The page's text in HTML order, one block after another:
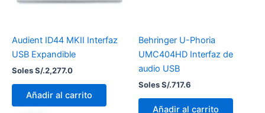
Audient ID44 MKII Interfaz
USB Expandible
Soles S/.2,277.0
Añadir al carrito
Behringer U-Phoria
UMC404HD Interfaz de
audio USB
Soles S/.717.6
Añadir al carrito